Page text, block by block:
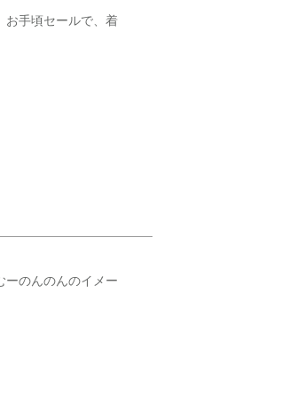
お手頃セールで、着
ーのんのんのイメー